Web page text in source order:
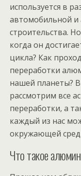
используется в
автомобильной и
строительства.
когда он
цикла? Как
переработки
нашей планеты?
рассмотрим все
переработки, а
каждый из нас
окружающей
Что такое